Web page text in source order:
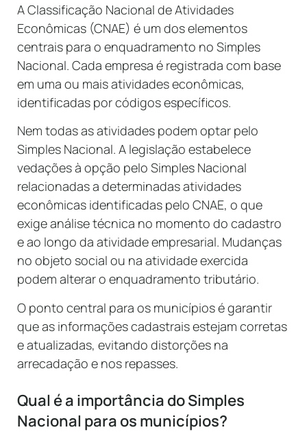
A Classificação Nacional de Atividades
Econômicas (CNAE) é um dos elementos
centrais para o enquadramento no Simples
Nacional. Cada empresa é registrada com base
em uma ou mais atividades econômicas,
identificadas por códigos específicos.
Nem todas as atividades podem optar pelo
Simples Nacional. A legislação estabelece
vedações à opção pelo Simples Nacional
relacionadas a determinadas atividades
econômicas identificadas pelo CNAE, o que
exige análise técnica no momento do cadastro
e ao longo da atividade empresarial. Mudanças
no objeto social ou na atividade exercida
podem alterar o enquadramento tributário.
O ponto central para os municípios é garantir
que as informações cadastrais estejam corretas
e atualizadas, evitando distorções na
arrecadação e nos repasses.
Qual é a importância do Simples
Nacional para os municípios?